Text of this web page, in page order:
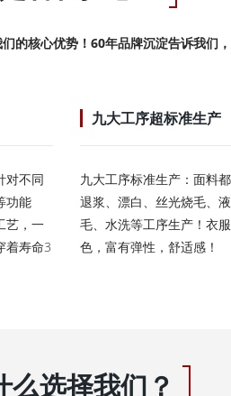
的核心优势！60年品牌沉淀告诉我们
对不同
功能
艺，一
着寿命3
九大工序超标准生产
九大工序标准生产：面料都
退浆、漂白、丝光烧毛、
毛、水洗等工序生产！衣
色，富有弹性，舒适感！
么选择我们？